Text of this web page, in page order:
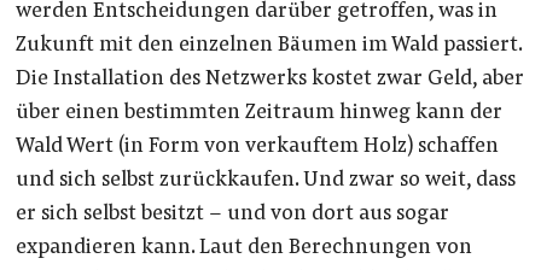
werden Entscheidungen darüber getroffen, was in
Zukunft mit den einzelnen Bäumen im Wald passiert.
Die Installation des Netzwerks kostet zwar Geld, aber
über einen bestimmten Zeitraum hinweg kann der
Wald Wert (in Form von verkauftem Holz) schaffen
und sich selbst zurückkaufen. Und zwar so weit, dass
er sich selbst besitzt – und von dort aus sogar
expandieren kann. Laut den Berechnungen von